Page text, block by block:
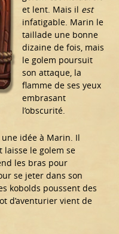
et lent. Mais il est
infatigable. Marin le
taillade une bonne
dizaine de fois, mais
le golem poursuit
son attaque, la
flamme de ses yeux
embrasant
l’obscurité.
une idée à Marin. Il
le golem se
les bras pour
se jeter dans son
kobolds poussent des
d’aventurier vient de